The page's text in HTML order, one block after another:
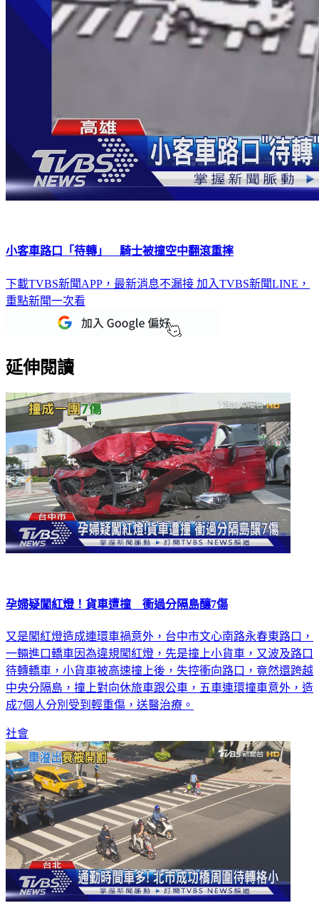
小客車路口「待轉」 騎士被撞空中翻滾重摔
下載TVBS新聞APP，最新消息不漏接 加入TVBS新聞LINE，
重點新聞一次看
延伸閱讀
孕婦疑闖紅燈！貨車遭撞 衝過分隔島釀7傷
又是闖紅燈造成連環車禍意外，台中市文心南路永春東路口，
一輛進口轎車因為違規闖紅燈，先是撞上小貨車，又波及路口
待轉轎車，小貨車被高速撞上後，失控衝向路口，竟然還跨越
中央分隔島，撞上對向休旅車跟公車，五車連環撞車意外，造
成7個人分別受到輕重傷，送醫治療。
社會